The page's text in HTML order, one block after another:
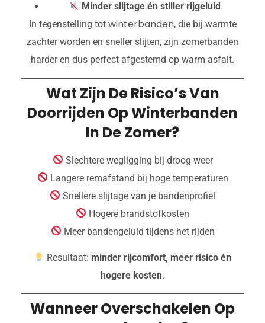
Minder slijtage én stiller rijgeluid
In tegenstelling tot winterbanden, die bij warmte
zachter worden en sneller slijten, zijn zomerbanden
harder en dus perfect afgestemd op warm asfalt.
Wat Zijn De Risico’s Van
Doorrijden Op Winterbanden
In De Zomer?
Slechtere wegligging bij droog weer
Langere remafstand bij hoge temperaturen
Snellere slijtage van je bandenprofiel
Hogere brandstofkosten
Meer bandengeluid tijdens het rijden
Resultaat: minder rijcomfort, meer risico én
hogere kosten.
Wanneer Overschakelen Op